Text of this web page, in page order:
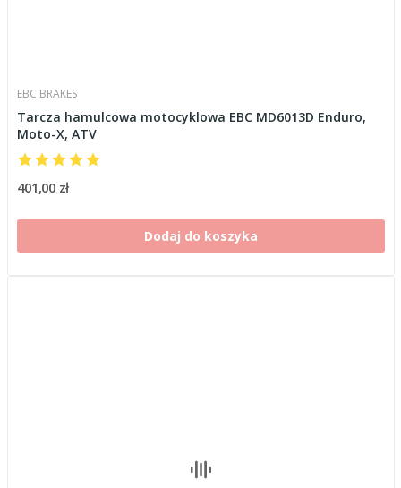
EBC BRAKES
Tarcza hamulcowa motocyklowa EBC MD6013D Enduro,
Moto-X, ATV
401,00 zł
Dodaj do koszyka